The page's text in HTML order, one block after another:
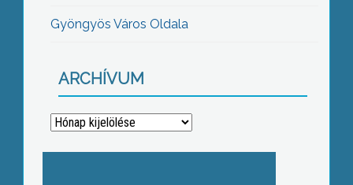
Gyöngyös Város Oldala
ARCHÍVUM
Archívum